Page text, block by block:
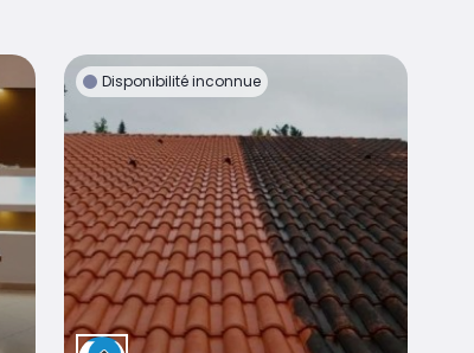
Disponibilité inconnue